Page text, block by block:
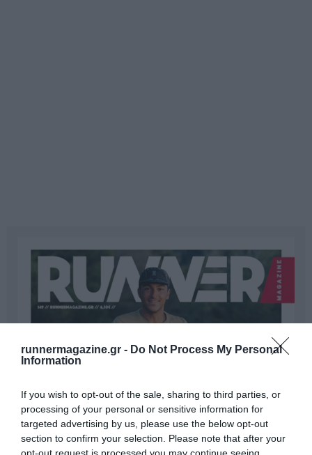
runnermagazine.gr - Do Not Process My Personal
Information
If you wish to opt-out of the sale, sharing to third parties, or
processing of your personal or sensitive information for
targeted advertising by us, please use the below opt-out
section to confirm your selection. Please note that after your